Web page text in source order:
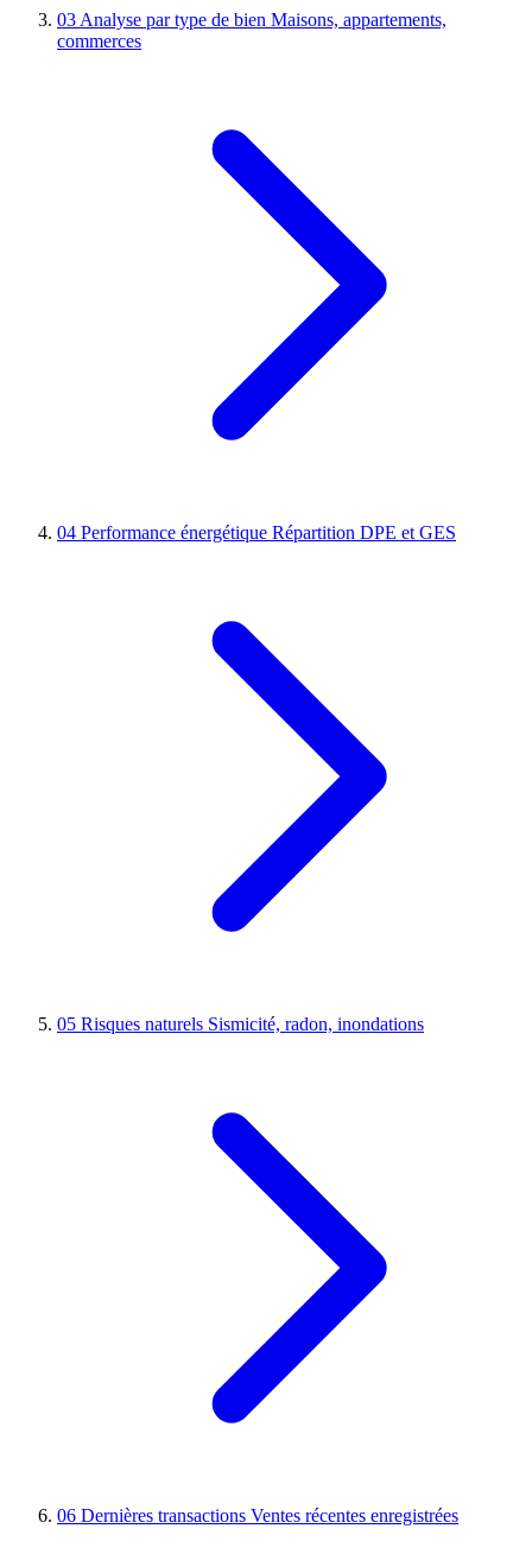
03 Analyse par type de bien Maisons, appartements,
commerces
04 Performance énergétique Répartition DPE et GES
05 Risques naturels Sismicité, radon, inondations
06 Dernières transactions Ventes récentes enregistrées